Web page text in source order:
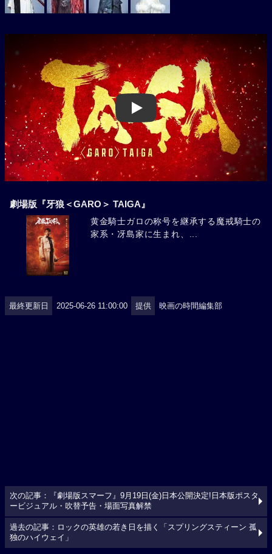
Play
劇場版『牙狼＜GARO＞ TAIGA』
黄金騎士ガロの称号を継承する魔戒騎士の
家系・冴島家に生まれ、...
最終更新日 2025-06-26 11:00:00 提供 映画の時間編集部
次の記事：『劇場版スマーフ』9月19日(金)日本公開決定!日本版ポスタ
ービジュアル・吹替予告・場面写真解禁
過去の記事：ロックの英雄の若き日を描く「スプリングスティーン 孤
独のハイウェイ」